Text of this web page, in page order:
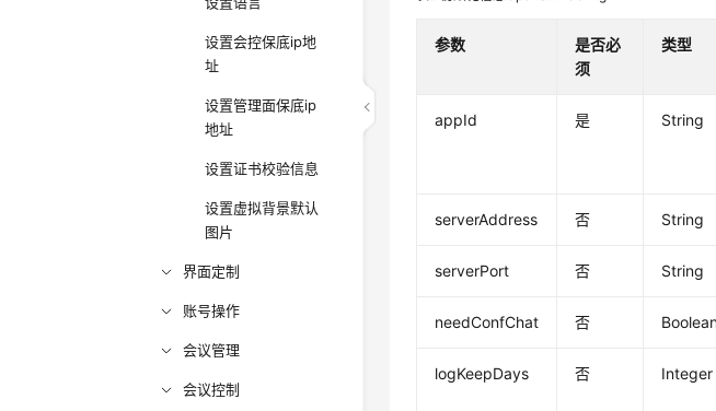
设置会控保底ip地
址
设置管理面保底ip
地址
设置证书校验信息
设置虚拟背景默认
图片
界面定制
账号操作
会议管理
会议控制
参数
是否必
须
类型
appId 是 String
serverAddress 否 String
serverPort 否 String
needConfChat 否
logKeepDays 否 Integer